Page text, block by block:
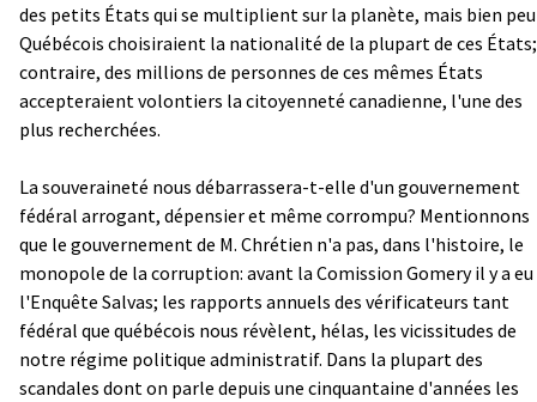
des petits États qui se multiplient sur la planète, mais bien peu
Québécois choisiraient la nationalité de la plupart de ces
contraire, des millions de personnes de ces mêmes États
accepteraient volontiers la citoyenneté canadienne, l'une des
plus recherchées.
La souveraineté nous débarrassera-t-elle d'un gouvernement
fédéral arrogant, dépensier et même corrompu? Mentionnons
que le gouvernement de M. Chrétien n'a pas, dans l'histoire, le
monopole de la corruption: avant la Comission Gomery il y a eu
l'Enquête Salvas; les rapports annuels des vérificateurs tant
fédéral que québécois nous révèlent, hélas, les vicissitudes de
notre régime politique administratif. Dans la plupart des
scandales dont on parle depuis une cinquantaine d'années les